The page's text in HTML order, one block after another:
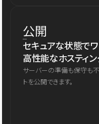
公開
セキュアな状態で
高性能なホスティン
サーバーの準備も保守も
トを公開できます。